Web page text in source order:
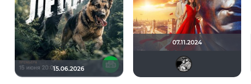
15.06.2026
07.11.2024